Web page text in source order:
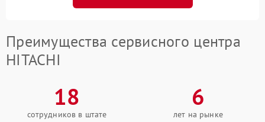
Преимущества сервисного центра
HITACHI
18
сотрудников в штате
6
лет на рынке